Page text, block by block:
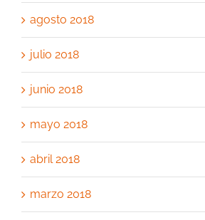
agosto 2018
julio 2018
junio 2018
mayo 2018
abril 2018
marzo 2018